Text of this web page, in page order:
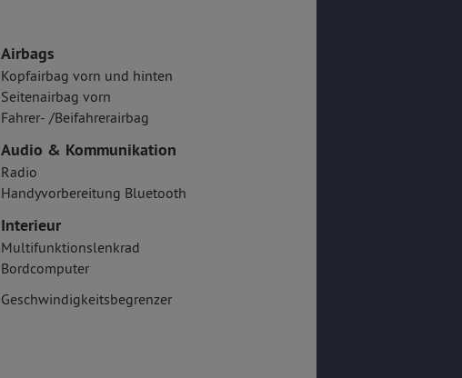
Airbags
Kopfairbag vorn und hinten
Seitenairbag vorn
Fahrer- /Beifahrerairbag
Audio & Kommunikation
Radio
Handyvorbereitung Bluetooth
Interieur
Multifunktionslenkrad
Bordcomputer
Geschwindigkeitsbegrenzer